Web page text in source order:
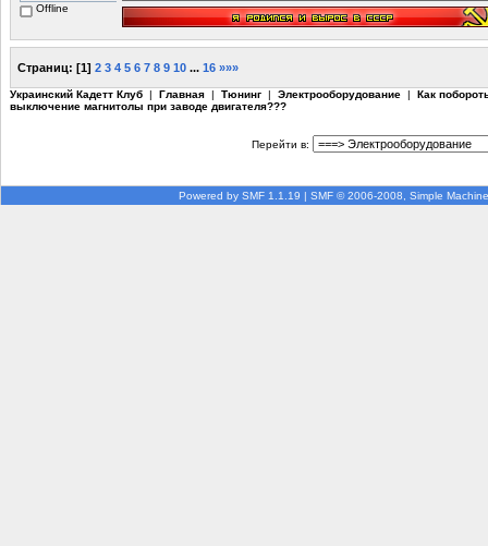
Offline
Страниц: [1] 2 3 4 5 6 7 8 9 10 ... 16 »»»
Украинский Кадетт Клуб | Главная | Тюнинг | Электрооборудование | Как
выключение магнитолы при заводе двигателя???
Перейти в:
Powered by SMF 1.1.19 | SMF © 2006-2008, Simple